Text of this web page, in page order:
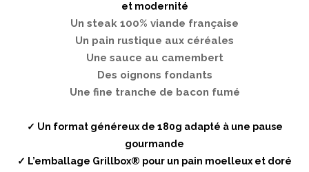
et modernité
Un steak 100% viande française
Un pain rustique aux céréales
Une sauce au camembert
Des oignons fondants
Une fine tranche de bacon fumé
✓ Un format généreux de 180g adapté à une pause
gourmande
✓ L’emballage Grillbox® pour un pain moelleux et doré